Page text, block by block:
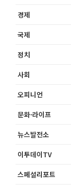
경제
국제
정치
사회
오피니언
문화·라이프
뉴스발전소
이투데이TV
스페셜리포트